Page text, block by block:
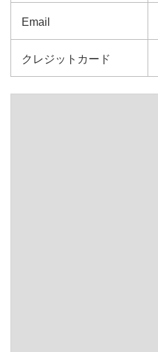
Email
クレジットカード